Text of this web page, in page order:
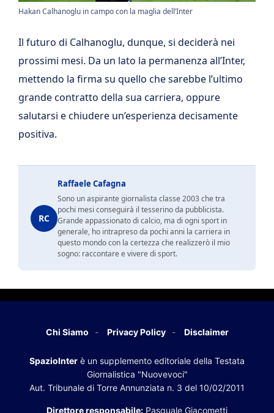
Hakan Calhanoglu in campo con la maglia dell’Inter
Il futuro di Calhanoglu, dunque, si deciderà nei
prossimi mesi. Da un lato la permanenza all’Inter,
mettendo la firma su quello che sarebbe l’ultimo
grande contratto della sua carriera, oppure
salutarsi e chiudere un’esperienza decisamente
positiva.
RC
Raffaele Cafagna
Sono un aspirante giornalista classe 2003 che tra
pochi mesi conseguirà il tesserino da pubblicista.
Grande appassionato di calcio, ma di ogni sport in
generale, ho intrapreso da pochi anni la carriera in
questo mondo con la certezza che realizzerò il mio
sogno: raccontare e vivere di sport.
Chi Siamo Privacy Policy Disclaimer
SpazioInter è un supplemento editoriale della Testata
Giornalistica "Nuovevoci"
Aut. Tribunale di Torre Annunziata n. 3 del 10/02/2011
Direttore responsabile: Pasquale Giacometti